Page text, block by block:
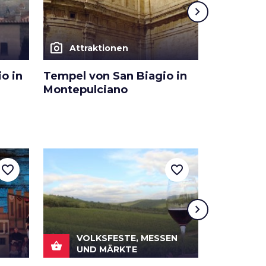
in
photo_camera Attraktionen
Tempel von San Biagio in
Montepulciano
chevron_right
favorite_border
shopping_basket
VOLKSFESTE, MESSEN
UND MÄRKTE
favorite_border
chevron_right